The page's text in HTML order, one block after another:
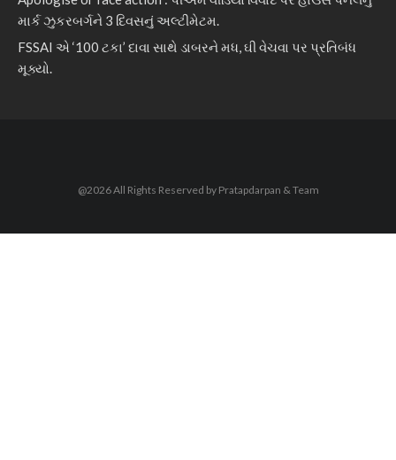
માર્ક ઝુકરબર્ગને 3 દિવસનું અલ્ટીમેટમ.
FSSAI એ ‘100 ટકા’ દાવા સાથે ડાબરને મધ, ઘી વેચવા પર પ્રતિબંધ
મૂક્યો.
@2026 All Rights Reserved by Pratapdarpan & Team